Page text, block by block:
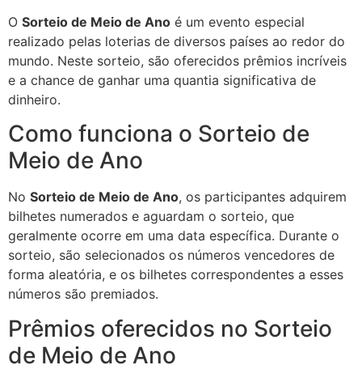
O Sorteio de Meio de Ano é um evento especial
realizado pelas loterias de diversos países ao redor do
mundo. Neste sorteio, são oferecidos prêmios incríveis
e a chance de ganhar uma quantia significativa de
dinheiro.
Como funciona o Sorteio de
Meio de Ano
No Sorteio de Meio de Ano, os participantes adquirem
bilhetes numerados e aguardam o sorteio, que
geralmente ocorre em uma data específica. Durante o
sorteio, são selecionados os números vencedores de
forma aleatória, e os bilhetes correspondentes a esses
números são premiados.
Prêmios oferecidos no Sorteio
de Meio de Ano